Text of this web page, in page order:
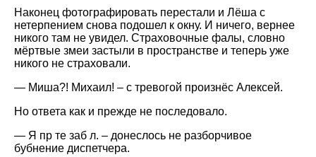
Наконец фотографировать перестали и Лёша с
нетерпением снова подошел к окну. И ничего, вернее
никого там не увидел. Страховочные фалы, словно
мёртвые змеи застыли в пространстве и теперь уже
никого не страховали.
— Миша?! Михаил! – с тревогой произнёс Алексей.
Но ответа как и прежде не последовало.
— Я пр те заб л. – донеслось не разборчивое
бубнение диспетчера.